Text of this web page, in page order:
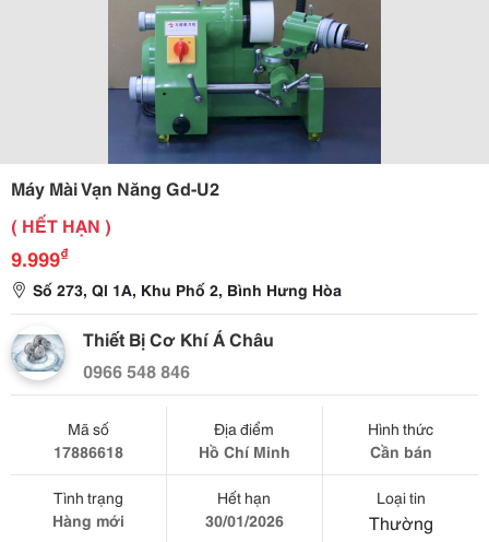
Máy Mài Vạn Năng Gd-U2
( HẾT HẠN )
9.999₫
Số 273, Ql 1A, Khu Phố 2, Bình Hưng Hòa
Thiết Bị Cơ Khí Á Châu
0966 548 846
Mã số
17886618
Địa điểm
Hồ Chí Minh
Hình thức
Cần bán
Tình trạng
Hàng mới
Hết hạn
30/01/2026
Loại tin
Thường